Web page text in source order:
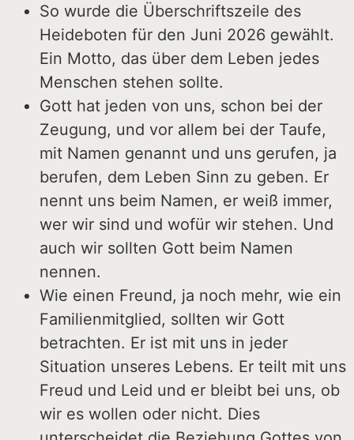
So wurde die Überschriftszeile des
Heideboten für den Juni 2026 gewählt.
Ein Motto, das über dem Leben jedes
Menschen stehen sollte.
Gott hat jeden von uns, schon bei der
Zeugung, und vor allem bei der Taufe,
mit Namen genannt und uns gerufen, ja
berufen, dem Leben Sinn zu geben. Er
nennt uns beim Namen, er weiß immer,
wer wir sind und wofür wir stehen. Und
auch wir sollten Gott beim Namen
nennen.
Wie einen Freund, ja noch mehr, wie ein
Familienmitglied, sollten wir Gott
betrachten. Er ist mit uns in jeder
Situation unseres Lebens. Er teilt mit uns
Freud und Leid und er bleibt bei uns, ob
wir es wollen oder nicht. Dies